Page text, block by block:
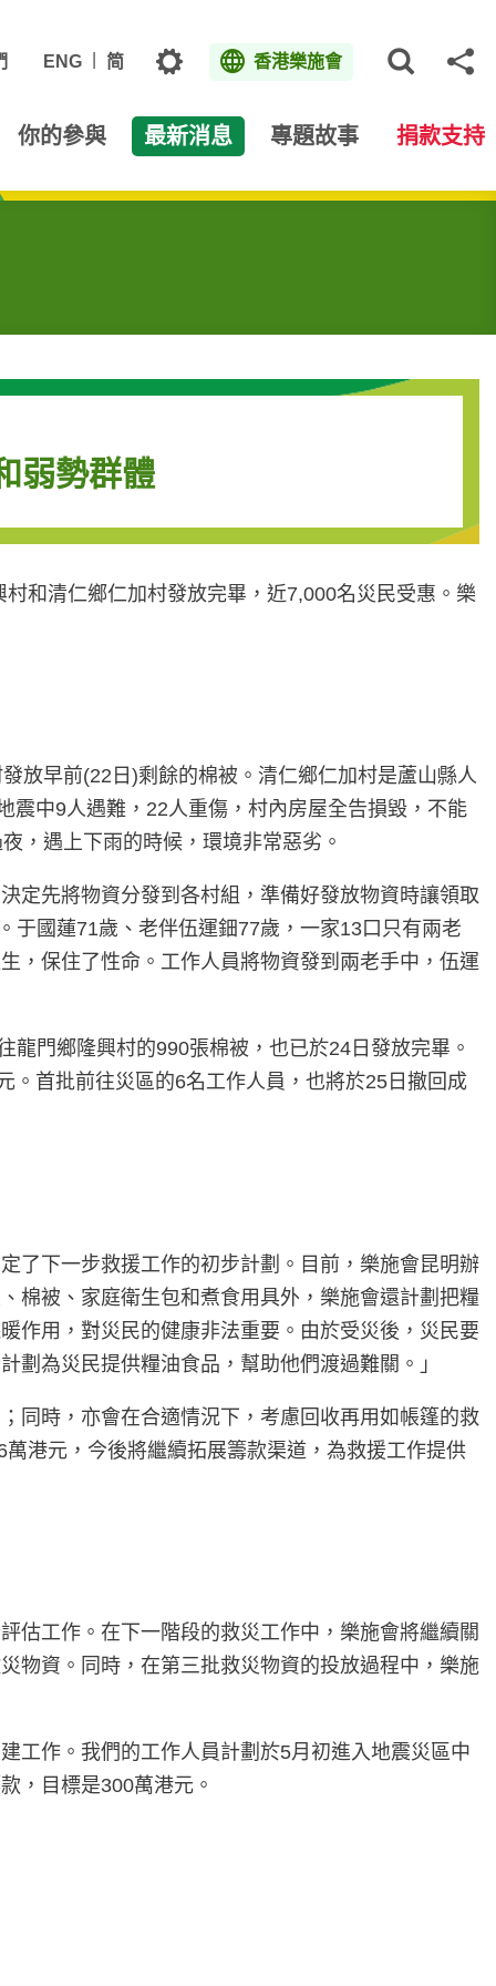
ENG 简 主題 香港樂施會
你的參與 最新消息 專題故事 捐款支持
弱勢群體
和清仁鄉仁加村發放完畢，近7,000名災民受惠。樂
放早前(22日)剩餘的棉被。清仁鄉仁加村是蘆山縣人
震中9人遇難，22人重傷，村內房屋全告損毀，不能
，遇上下雨的時候，環境非常惡劣。
定先將物資分發到各村組，準備好發放物資時讓領取
于國蓮71歲、老伴伍運鈿77歲，一家13口只有兩老
，保住了性命。工作人員將物資發到兩老手中，伍運
門鄉隆興村的990張棉被，也已於24日發放完畢。
。首批前往災區的6名工作人員，也將於25日撤回成
了下一步救援工作的初步計劃。目前，樂施會昆明辦
棉被、家庭衛生包和煮食用具外，樂施會還計劃把糧
作用，對災民的健康非法重要。由於受災後，災民要
為災民提供糧油食品，幫助他們渡過難關。」
同時，亦會在合適情況下，考慮回收再用如帳篷的救
港元，今後將繼續拓展籌款渠道，為救援工作提供
估工作。在下一階段的救災工作中，樂施會將繼續關
物資。同時，在第三批救災物資的投放過程中，樂施
工作。我們的工作人員計劃於5月初進入地震災區中
，目標是300萬港元。